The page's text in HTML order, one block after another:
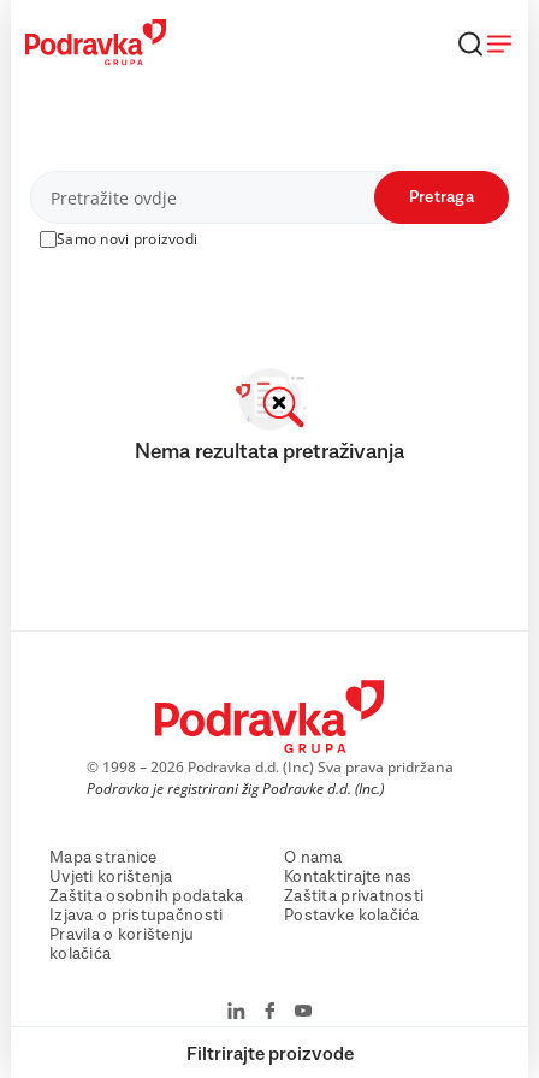
content
Proizvodi
Samo novi proizvodi
Pretraga
Filtrirajte proizvode
Nema rezultata pretraživanja
© 1998 – 2026 Podravka d.d. (Inc) Sva prava pridržana
Podravka je registrirani žig Podravke d.d. (Inc.)
Mapa stranice
Uvjeti korištenja
Zaštita osobnih podataka
Izjava o pristupačnosti
Pravila o korištenju
kolačića
O nama
Kontaktirajte nas
Zaštita privatnosti
Postavke kolačića